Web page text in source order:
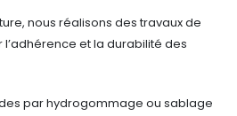
nous réalisons des travaux de
et la durabilité des
par hydrogommage ou sablage